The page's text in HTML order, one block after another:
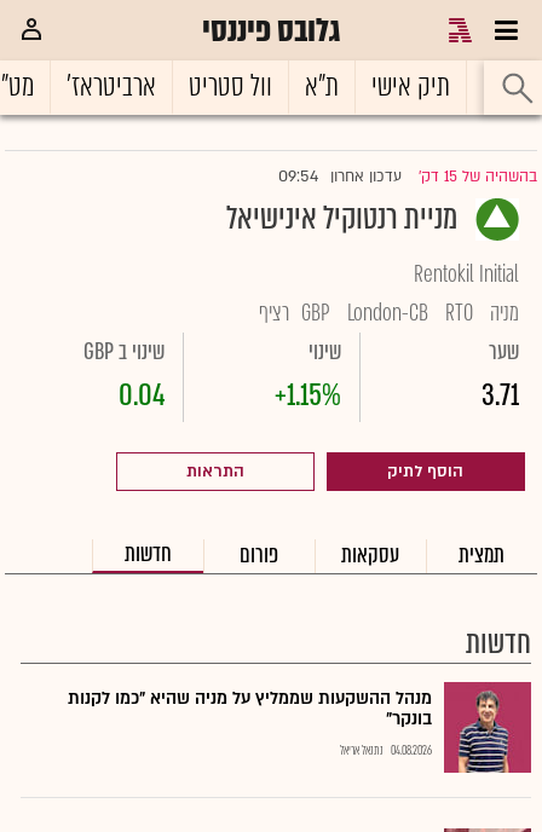
גלובס פיננסי
ראשי תיק אישי ת"א וול סטריט ארביטראז'
בהשהיה של 15 דק' |עדכון אחרון 09:54
מניית רנטוקיל אינישיאל
Rentokil Initial
מניה RTO
London-CB
GBP רציף
שער
3.71
שינוי
+1.15%
שינוי ב GBP
0.04
הוסף לתיק התראות
תמצית עסקאות פורום חדשות
חדשות
מנהל ההשקעות שממליץ על מניה שהיא "כמו לקנות
בונקר"
04.08.2026 נתנאל אריאל